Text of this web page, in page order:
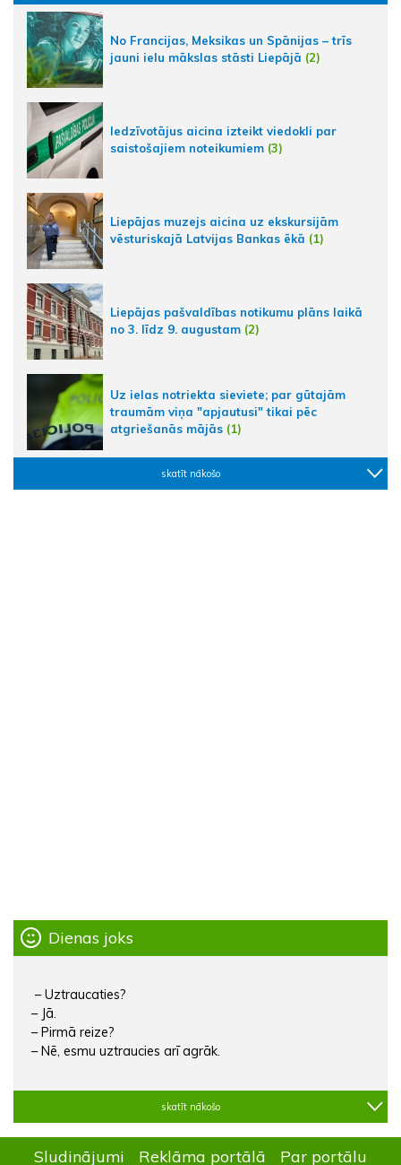
No Francijas, Meksikas un Spānijas – trīs
jauni ielu mākslas stāsti Liepājā (2)
Iedzīvotājus aicina izteikt viedokli par
saistošajiem noteikumiem (3)
Liepājas muzejs aicina uz ekskursijām
vēsturiskajā Latvijas Bankas ēkā (1)
Liepājas pašvaldības notikumu plāns laikā
no 3. līdz 9. augustam (2)
Uz ielas notriekta sieviete; par gūtajām
traumām viņa "apjautusi" tikai pēc
atgriešanās mājās (1)
skatīt nākošo
Dienas joks
– Uztraucaties?
– Jā.
– Pirmā reize?
– Nē, esmu uztraucies arī agrāk.
skatīt nākošo
Sludinājumi Reklāma portālā Par portālu